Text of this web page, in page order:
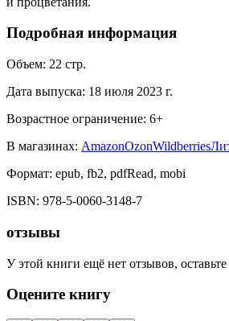
Подробная информация
Объем: 22 стр.
Дата выпуска: 18 июля 2023 г.
Возрастное ограничение: 6+
В магазинах: AmazonOzonWildberries
Формат: epub, fb2, pdfRead, mobi
ISBN: 978-5-0060-3148-7
отзывы
У этой книги ещё нет отзывов,
Оцените книгу